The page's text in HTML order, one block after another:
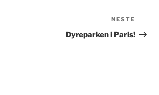
innlegg
NESTE
Dyreparken i Paris!